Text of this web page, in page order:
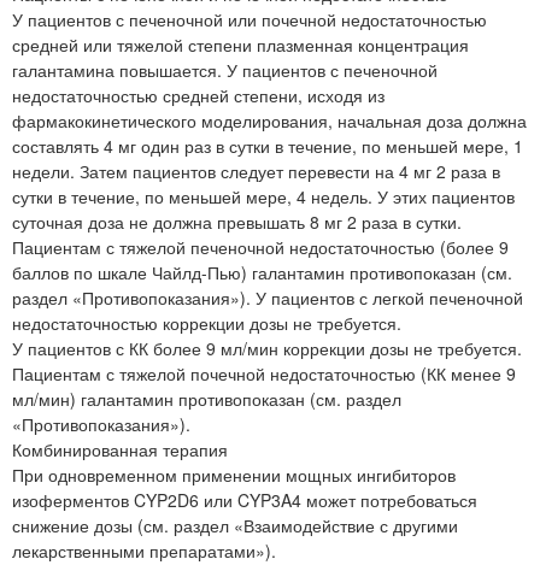
У пациентов с печеночной или почечной недостаточностью
средней или тяжелой степени плазменная концентрация
галантамина повышается. У пациентов с печеночной
недостаточностью средней степени, исходя из
фармакокинетического моделирования, начальная доза должна
составлять 4 мг один раз в сутки в течение, по меньшей мере, 1
недели. Затем пациентов следует перевести на 4 мг 2 раза в
сутки в течение, по меньшей мере, 4 недель. У этих пациентов
суточная доза не должна превышать 8 мг 2 раза в сутки.
Пациентам с тяжелой печеночной недостаточностью (более 9
баллов по шкале Чайлд-Пью) галантамин противопоказан (см.
раздел «Противопоказания»). У пациентов с легкой печеночной
недостаточностью коррекции дозы не требуется.
У пациентов с КК более 9 мл/мин коррекции дозы не требуется.
Пациентам с тяжелой почечной недостаточностью (КК менее 9
мл/мин) галантамин противопоказан (см. раздел
«Противопоказания»).
Комбинированная терапия
При одновременном применении мощных ингибиторов
изоферментов CYP2D6 или CYP3A4 может потребоваться
снижение дозы (см. раздел «Взаимодействие с другими
лекарственными препаратами»).